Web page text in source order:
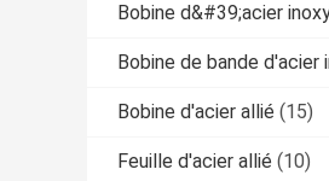
Bobine d&#39;acier
Bobine de bande d'acier
Bobine d'acier allié (15)
Feuille d'acier allié (10)